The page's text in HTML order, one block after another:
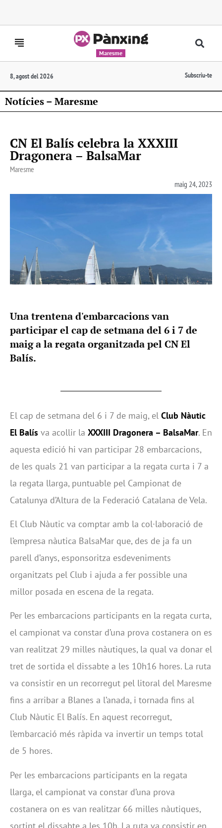
Maresme
8, agost del 2026 Subscriu-te
Notícies – Maresme
CN El Balís celebra la XXXIII
Dragonera – BalsaMar
Maresme
maig 24, 2023
Una trentena d'embarcacions van
participar el cap de setmana del 6 i 7 de
maig a la regata organitzada pel CN El
Balís.
El cap de setmana del 6 i 7 de maig, el Club Nàutic
El Balís va acollir la XXXIII Dragonera – BalsaMar. En
aquesta edició hi van participar 28 embarcacions,
de les quals 21 van participar a la regata curta i 7 a
la regata llarga, puntuable pel Campionat de
Catalunya d’Altura de la Federació Catalana de Vela.
El Club Nàutic va comptar amb la col·laboració de
l’empresa nàutica BalsaMar que, des de ja fa un
parell d’anys, esponsoritza esdeveniments
organitzats pel Club i ajuda a fer possible una
millor posada en escena de la regata.
Per les embarcacions participants en la regata curta,
el campionat va constar d’una prova costanera on es
van realitzat 29 milles nàutiques, la qual va donar el
tret de sortida el dissabte a les 10h16 hores. La ruta
va consistir en un recorregut pel litoral del Maresme
fins a arribar a Blanes a l’anada, i tornada fins al
Club Nàutic El Balís. En aquest recorregut,
l’embarcació més ràpida va invertir un temps total
de 5 hores.
Per les embarcacions participants en la regata
llarga, el campionat va constar d’una prova
costanera on es van realitzar 66 milles nàutiques,
sortint el dissabte a les 10h. La ruta va consistir en